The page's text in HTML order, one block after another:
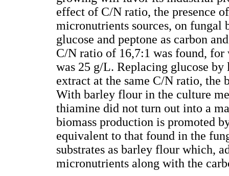
effect of C/N ratio, the presence
micronutrients sources, on fungal
glucose and peptone as carbon
C/N ratio of 16,7:1 was found,
was 25 g/L. Replacing glucose
extract at the same C/N ratio, the
With barley flour in the culture
thiamine did not turn out into a
biomass production is promoted
equivalent to that found in the
substrates as barley flour which,
micronutrients along with the